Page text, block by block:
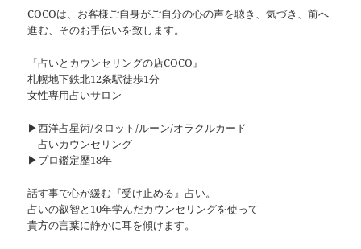
COCOは、お客様ご自身がご自分の心の声を聴き、気づき、前へ
進む、そのお手伝いを致します。
『占いとカウンセリングの店COCO』
札幌地下鉄北12条駅徒歩1分
女性専用占いサロン
▶西洋占星術/タロット/ルーン/オラクルカード
占いカウンセリング
▶プロ鑑定歴18年
話す事で心が緩む『受け止める』占い。
占いの叡智と10年学んだカウンセリングを使って
貴方の言葉に静かに耳を傾けます。